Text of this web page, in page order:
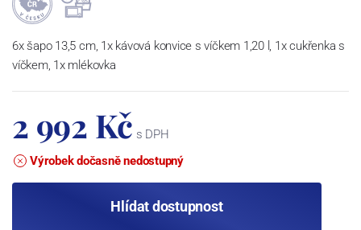
6x šapo 13,5 cm, 1x kávová konvice s víčkem 1,20 l, 1x cukřenka s
víčkem, 1x mlékovka
2 992 Kč s DPH
Výrobek dočasně nedostupný
Hlídat dostupnost